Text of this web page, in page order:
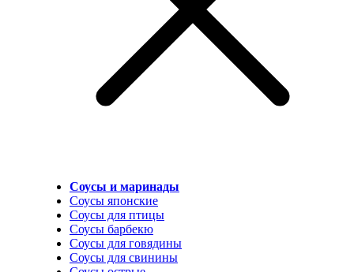
Соусы и маринады
Соусы японские
Соусы для птицы
Соусы барбекю
Соусы для говядины
Соусы для свинины